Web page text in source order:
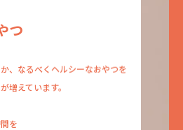
つ
、 なるべくヘルシーなおやつを
増えています。
を